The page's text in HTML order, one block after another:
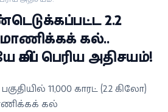
2.2
கல்..
பெரிய அதிசயம்!
11,000 காரட் (2.2 கிலோ)
கல்